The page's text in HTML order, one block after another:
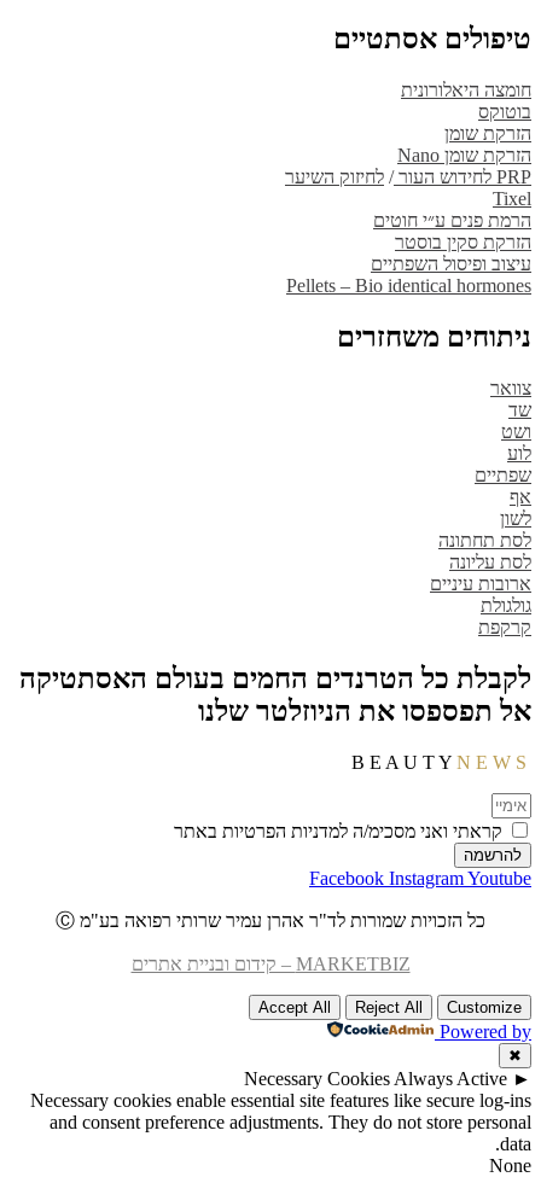
טיפולים אסתטיים
חומצה היאלורונית
בוטוקס
הזרקת שומן
הזרקת שומן Nano
PRP לחידוש העור
/ לחיזוק השיער
Tixel
הרמת פנים ע״י חוטים
הזרקת סקין בוסטר
עיצוב ופיסול השפתיים
Pellets – Bio identical hormones
ניתוחים משחזרים
צוואר
שד
ושט
לוע
שפתיים
אף
לשון
לסת תחתונה
לסת עליונה
ארובות עיניים
גולגולת
קרקפת
לקבלת כל הטרנדים החמים בעולם האסתטיקה
אל תפספסו את הניוזלטר שלנו
N E W S
קראתי ואני מסכימ/ה למדניות הפרטיות באתר
להרשמה
Facebook InstagramYoutube
כל הזכויות שמורות לד"ר אהרן עמיר שרותי רפואה בע"מ Ⓒ
MARKETBIZ – קידום ובניית אתרים
Customize
Reject All
Accept All
Powered by
✖
►
Necessary Cookies Always Active
Necessary cookies enable essential site features like secure log-ins
and consent preference adjustments. They do not store personal
data.
None